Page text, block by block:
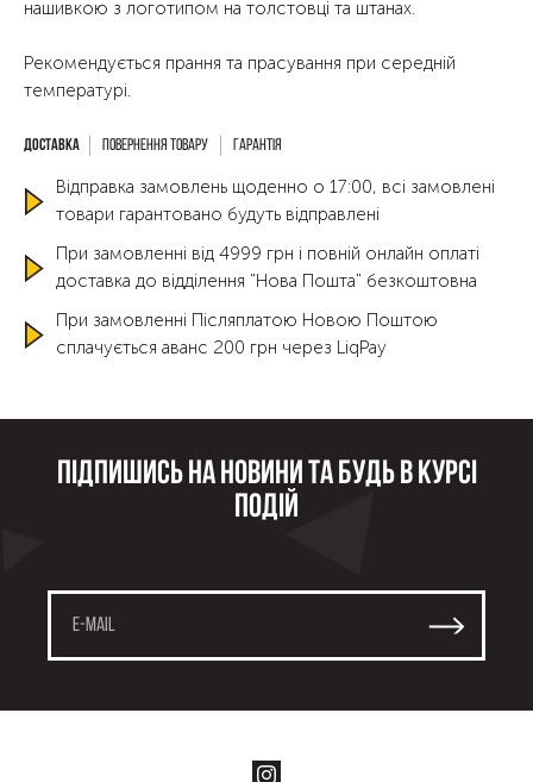
нашивкою з логотипом на толстовці та штанах.
Рекомендується прання та прасування при середній
температурі.
Повернення товару Гарантія
Відправка замовлень щоденно о 17:00, всі замовлені
товари гарантовано будуть відправлені
При замовленні від 4999 грн і повній онлайн оплаті
доставка до відділення "Нова Пошта" безкоштовна
При замовленні Післяплатою Новою Поштою
сплачується аванс 200 грн через LiqPay
Підпишись на новини та будь в курсі
подій